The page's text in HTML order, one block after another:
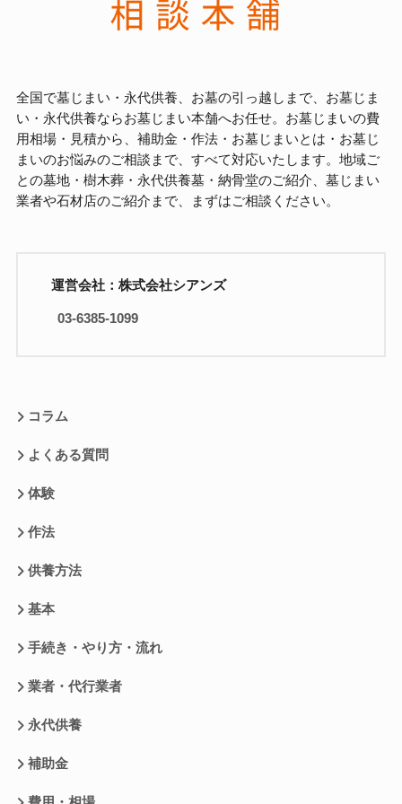
全国で墓じまい・永代供養、お墓の引っ越しまで、お墓じま
い・永代供養ならお墓じまい本舗へお任せ。お墓じまいの費
用相場・見積から、補助金・作法・お墓じまいとは・お墓じ
まいのお悩みのご相談まで、すべて対応いたします。地域ご
との墓地・樹木葬・永代供養墓・納骨堂のご紹介、墓じまい
業者や石材店のご紹介まで、まずはご相談ください。
運営会社：株式会社シアンズ
03-6385-1099
コラム
よくある質問
体験
作法
供養方法
基本
手続き・やり方・流れ
業者・代行業者
永代供養
補助金